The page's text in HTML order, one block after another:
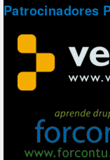
Patrocinadores